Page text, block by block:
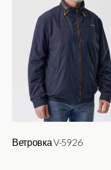
Ветровка V-5926